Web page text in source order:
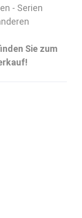
- Serien
Sie zum